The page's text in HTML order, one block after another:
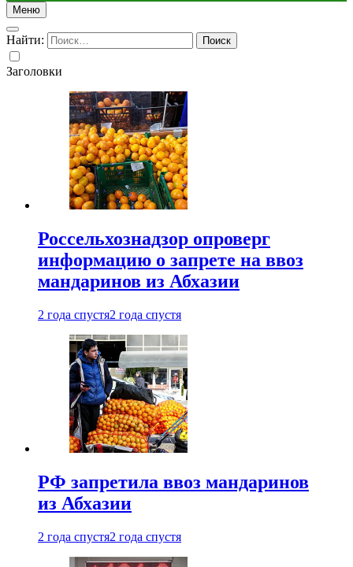
Меню
Найти:
Заголовки
Россельхознадзор опроверг
информацию о запрете на ввоз
мандаринов из Абхазии
2 года спустя2 года спустя
РФ запретила ввоз мандаринов
из Абхазии
2 года спустя2 года спустя